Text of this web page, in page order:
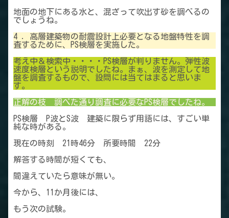
地面の地下にある水と、混ざって吹出す砂を調べるの
でしょうね。
4 ．高層建築物の耐震設計上必要となる地盤特性を調
査するために、PS検層を実施した。
考え中＆検索中・・・・PS検層が判りません。弾性波
速度検層という説明でしたね。まぁ、波を測定して地
盤を調査するもので、設問には当てはまると思いま
す。
正解の枝 調べた通り調査に必要なPS検層でしたね。
PS検層 P波とS波 建築に限らず用語には、すごい単
純な時がある。
現在の時刻 21時46分 所要時間 22分
解答する時間が短くても、
間違えていたら意味が無い。
今から、11か月後には、
もう次の試験。